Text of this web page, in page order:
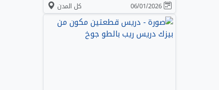
كل المدن